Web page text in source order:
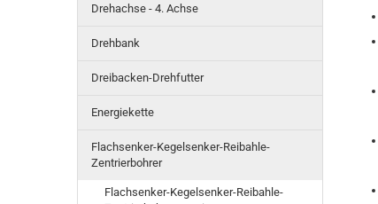
Drehachse - 4. Achse
Drehbank
Dreibacken-Drehfutter
Energiekette
Flachsenker-Kegelsenker-Reibahle-
Zentrierbohrer
Flachsenker-Kegelsenker-Reibahle-